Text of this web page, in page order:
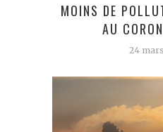
MOINS DE
AU
24